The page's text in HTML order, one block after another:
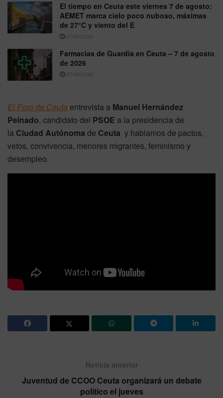
El tiempo en Ceuta este viernes 7 de agosto:
AEMET marca cielo poco nuboso, máximas
de 27°C y viento del E
07/08/2026
Farmacias de Guardia en Ceuta – 7 de agosto
de 2026
07/08/2026
El Foro de Ceuta entrevista a Manuel Hernández
Peinado, candidato del PSOE a la presidencia de
la Ciudad Autónoma de Ceuta y hablamos de pactos,
vetos, convivencia, menores migrantes, feminismo y
desempleo.
Noticia anterior
Juventud de CCOO Ceuta organizará un debate
político el jueves